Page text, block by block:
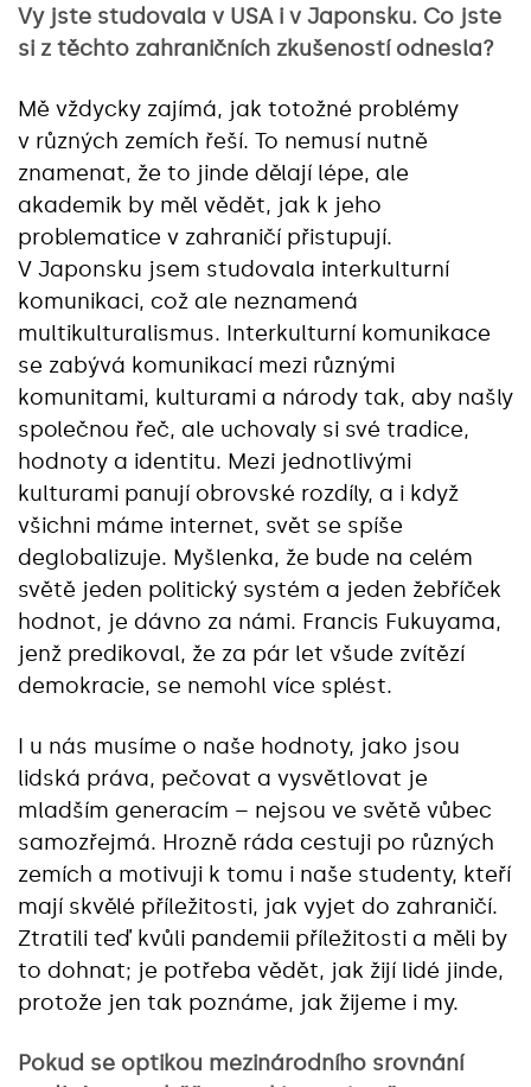
Vy jste studovala v USA i v Japonsku. Co jste
si z těchto zahraničních zkušeností odnesla?
Mě vždycky zajímá, jak totožné problémy
v různých zemích řeší. To nemusí nutně
znamenat, že to jinde dělají lépe, ale
akademik by měl vědět, jak k jeho
problematice v zahraničí přistupují.
V Japonsku jsem studovala interkulturní
komunikaci, což ale neznamená
multikulturalismus. Interkulturní komunikace
se zabývá komunikací mezi různými
komunitami, kulturami a národy tak, aby našly
společnou řeč, ale uchovaly si své tradice,
hodnoty a identitu. Mezi jednotlivými
kulturami panují obrovské rozdíly, a i když
všichni máme internet, svět se spíše
deglobalizuje. Myšlenka, že bude na celém
světě jeden politický systém a jeden žebříček
hodnot, je dávno za námi. Francis Fukuyama,
jenž predikoval, že za pár let všude zvítězí
demokracie, se nemohl více splést.
I u nás musíme o naše hodnoty, jako jsou
lidská práva, pečovat a vysvětlovat je
mladším generacím – nejsou ve světě vůbec
samozřejmá. Hrozně ráda cestuji po různých
zemích a motivuji k tomu i naše studenty, kteří
mají skvělé příležitosti, jak vyjet do zahraničí.
Ztratili teď kvůli pandemii příležitosti a měli by
to dohnat; je potřeba vědět, jak žijí lidé jinde,
protože jen tak poznáme, jak žijeme i my.
Pokud se optikou mezinárodního srovnání